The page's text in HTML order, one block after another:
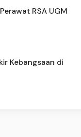
RSA UGM
Kebangsaan di